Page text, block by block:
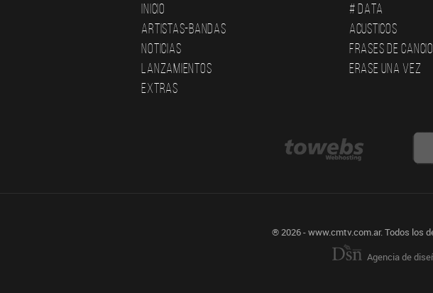
Inicio
Artistas-Bandas
Noticias
Lanzamientos
Extras
# DATA
Acusticos
Frases de
Erase una vez
® 2026 - www.cmtv.com.ar. Todos los
Agencia de